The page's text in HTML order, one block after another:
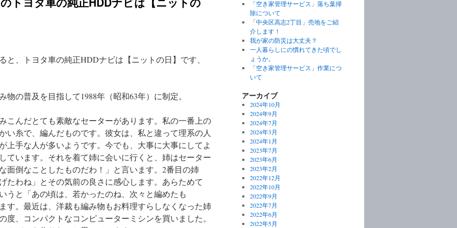
と、トヨタ車の純正HDDナビは【ニットの日】です、
の普及を目指して1988年（昭和63年）に制定。
こんだとても素敵なセーターがあります。私の一番上の
い糸で、編んだものです。彼女は、私と違って理系の人
上手な人が多いようです。今でも、大事に大事にしてよ
ています。それを着て姉に会いに行くと、姉はセーター
面倒なことしたものだわ！」と言います。2番目の姉
たわね」とその気前の良さに感心します。あらためて
うと「あの頃は、若かったのね、次々と編めたも
す。最近は、洋裁も編み物もお料理すらしなくなった姉
度、コンパクトなコンピューターミシンを買いました。
「空き家管理サービス」落ち葉掃
除について
「中央区高志2丁目」売地をご紹
介します！
我が家の防災は大丈夫？
一人暮らしにの慣れてきた頃でし
ょうか。
「空き家管理サービス」作業につ
いて
アーカイブ
2024年10月
2024年9月
2024年7月
2024年3月
2024年1月
2023年7月
2023年6月
2023年2月
2022年12月
2022年10月
2022年9月
2022年7月
2022年6月
2022年5月